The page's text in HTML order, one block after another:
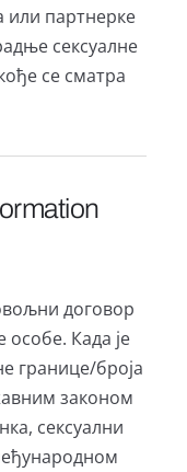
партнерке
сексуалне
се сматра
договор
особе. Када је
границе/броја
законом
сексуални